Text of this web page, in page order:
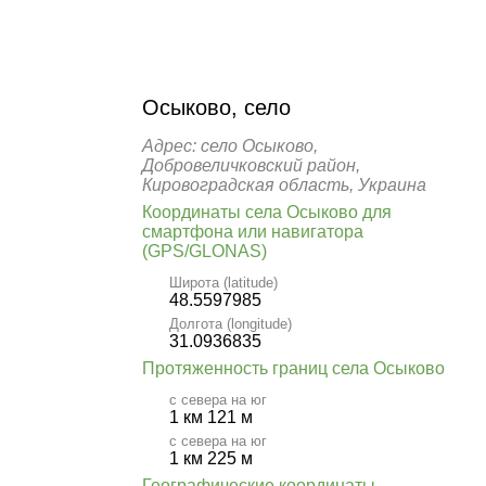
Осыково, село
Адрес: село Осыково,
Добровеличковский район,
Кировоградская область, Украина
Координаты села Осыково для
смартфона или навигатора
(GPS/GLONAS)
Широта (latitude)
48.5597985
Долгота (longitude)
31.0936835
Протяженность границ села Осыково
с севера на юг
1 км 121 м
с севера на юг
1 км 225 м